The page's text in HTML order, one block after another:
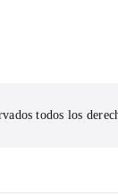
todos los